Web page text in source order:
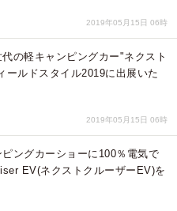
2019年05月15日 06時
の軽キャンピングカー"ネクスト
ールドスタイル2019に出展いた
2019年05月15日 06時
ングカーショーに100％電気で
EV(ネクストクルーザーEV)を